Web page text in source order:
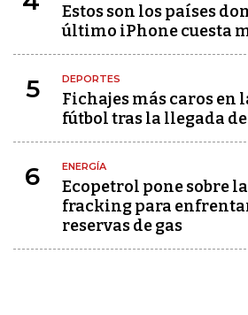
Estos son los países
último iPhone cuesta
5 DEPORTES
Fichajes más caros en
fútbol tras la llegada
6 ENERGÍA
Ecopetrol pone sobre
fracking para
reservas de gas